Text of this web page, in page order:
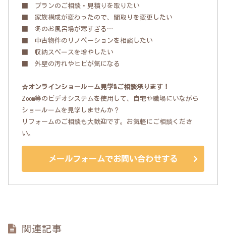
■ プランのご相談・見積りを取りたい
■ 家族構成が変わったので、間取りを変更したい
■ 冬のお風呂場が寒すぎる…
■ 中古物件のリノベーションを相談したい
■ 収納スペースを増やしたい
■ 外壁の汚れやヒビが気になる
☆オンラインショールーム見学&ご相談承ります！
Zoom等のビデオシステムを使用して、自宅や職場にいながら
ショールームを見学しませんか？
リフォームのご相談も大歓迎です。お気軽にご相談くださ
い。
メールフォームでお問い合わせする
関連記事